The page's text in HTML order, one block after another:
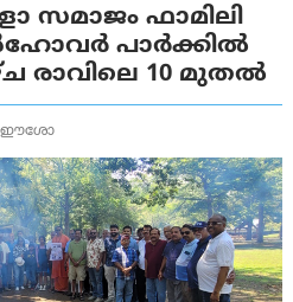
സമാജം ഫാമിലി
പാർക്കിൽ
രാവിലെ 10 മുതൽ
ഈശോ